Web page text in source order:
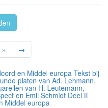
» →
en Middel europa Tekst bij
platen van Ad. Lehmann,
van H. Leutemann,
en Emil Schmidt Deel II
Middel europa